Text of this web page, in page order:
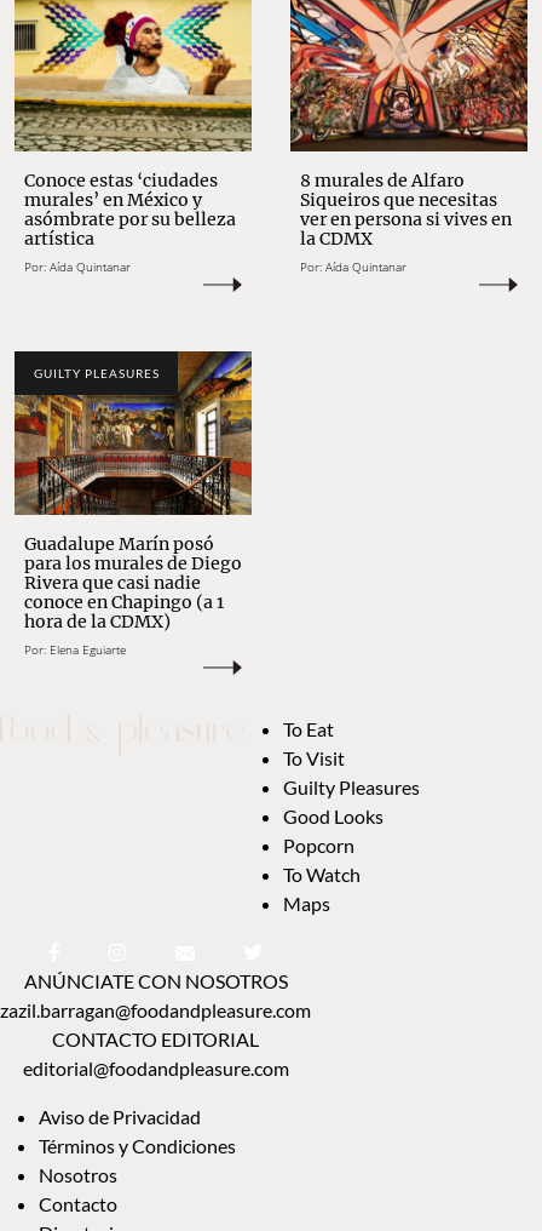
Conoce estas ‘ciudades
murales’ en México y
asómbrate por su belleza
artística
Por: Aída Quintanar
8 murales de Alfaro
Siqueiros que necesitas
ver en persona si vives en
la CDMX
Por: Aída Quintanar
GUILTY PLEASURES
Guadalupe Marín posó
para los murales de Diego
Rivera que casi nadie
conoce en Chapingo (a 1
hora de la CDMX)
Por: Elena Eguiarte
To Eat
To Visit
Guilty Pleasures
Good Looks
Popcorn
To Watch
Maps
ANÚNCIATE CON NOSOTROS
zazil.barragan@foodandpleasure.com
CONTACTO EDITORIAL
editorial@foodandpleasure.com
Aviso de Privacidad
Términos y Condiciones
Nosotros
Contacto